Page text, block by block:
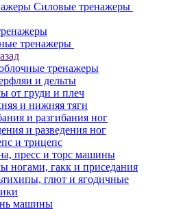
Силовые тренажеры
тренажеры
тренажеры
и дельты
от груди и плеч
и нижняя тяги
и разгибания ног
и разведения ног
и трицепс
пресс и торс машины
ногами, гакк и приседания
глют и ягодичные
машины